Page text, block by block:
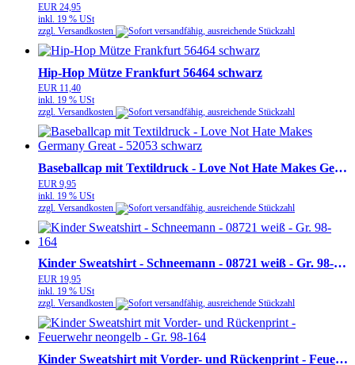
EUR 24,95
inkl. 19 % USt
zzgl. Versandkosten
Hip-Hop Mütze Frankfurt 56464 schwarz
EUR 11,40
inkl. 19 % USt
zzgl. Versandkosten
Baseballcap mit Textildruck - Love Not Hate Makes Germany Great - 52053 schwarz
EUR 9,95
inkl. 19 % USt
zzgl. Versandkosten
Kinder Sweatshirt - Schneemann - 08721 weiß - Gr. 98-164
EUR 19,95
inkl. 19 % USt
zzgl. Versandkosten
Kinder Sweatshirt mit Vorder- und Rückenprint - Feuerwehr neongelb - Gr. 98-164